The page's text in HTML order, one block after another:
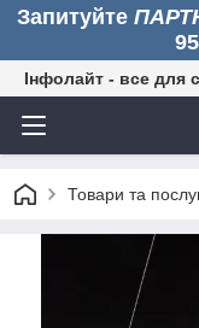
Запитуйте
Інфолайт - все для
Товари та